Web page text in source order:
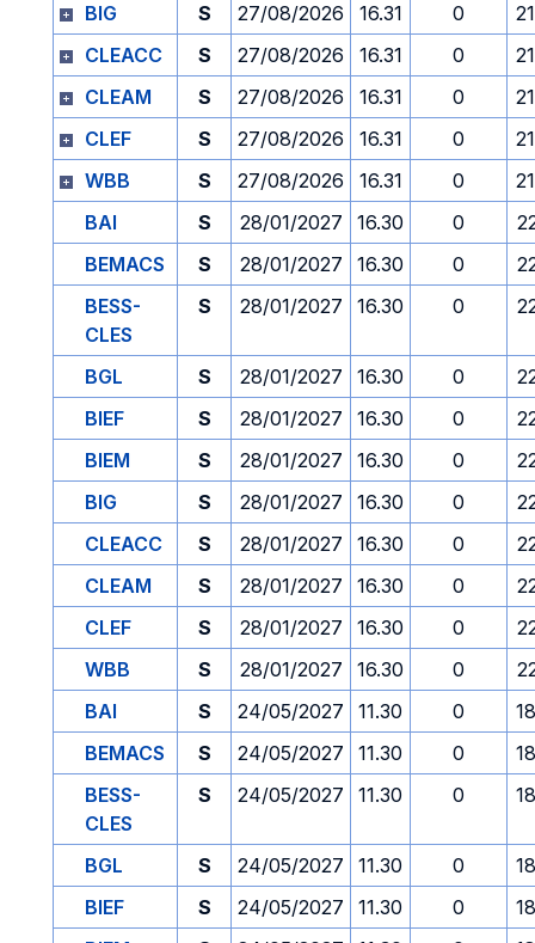
BIG
S 27/08/2026 16.31 0
CLEACC
S 27/08/2026 16.31 0
CLEAM
S 27/08/2026 16.31 0
CLEF
S 27/08/2026 16.31 0
WBB
S 27/08/2026 16.31 0
BAI
S 28/01/2027 16.30 0
BEMACS
S 28/01/2027 16.30 0
BESS-
CLES
S 28/01/2027 16.30 0
BGL S 28/01/2027 16.30 0
BIEF
S 28/01/2027 16.30 0
BIEM
S 28/01/2027 16.30 0
BIG
S 28/01/2027 16.30 0
CLEACC
S 28/01/2027 16.30 0
CLEAM
S 28/01/2027 16.30 0
CLEF
S 28/01/2027 16.30 0
WBB
S 28/01/2027 16.30 0
BAI
S 24/05/2027 11.30 0
BEMACS
S 24/05/2027 11.30 0
BESS-
CLES
S 24/05/2027 11.30 0
BGL S 24/05/2027 11.30 0
BIEF
S 24/05/2027 11.30 0